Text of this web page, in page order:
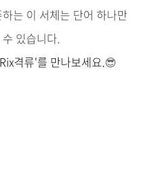
는 이 서체는 단어 하나만
있습니다.
격류'를 만나보세요.😎